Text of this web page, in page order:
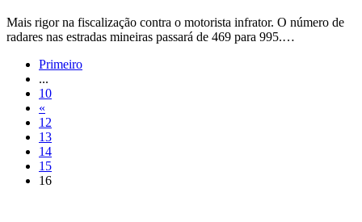
Mais rigor na fiscalização contra o motorista infrator. O número de
radares nas estradas mineiras passará de 469 para 995.…
Primeiro
...
10
«
12
13
14
15
16